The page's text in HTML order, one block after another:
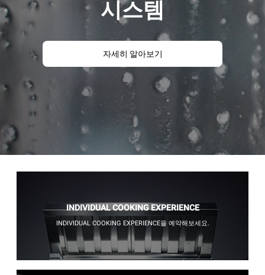
시스템
자세히 알아보기
INDIVIDUAL COOKING EXPERIENCE
INDIVIDUAL COOKING EXPERIENCE을 예약해보세요.